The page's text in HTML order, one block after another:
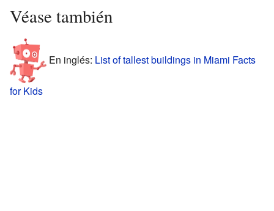
Véase también
En inglés: List of tallest buildings in Miami Facts
for Kids